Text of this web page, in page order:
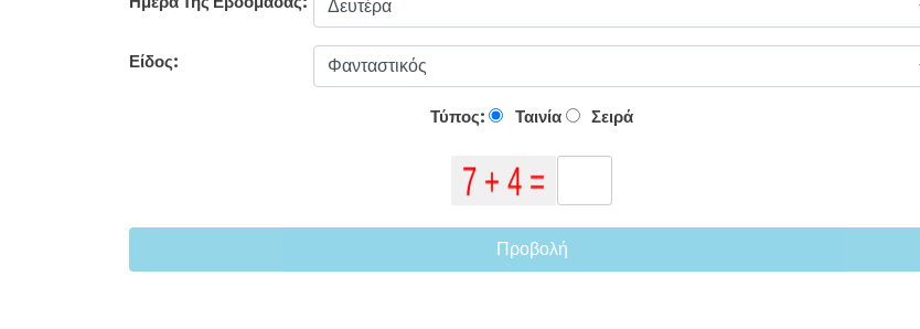
Είδος:
Τύπος: Ταινία Σειρά
Προβολή